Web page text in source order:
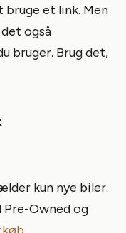
bruge et link. Men
også
bruger. Brug det,
kun nye biler.
Owned og